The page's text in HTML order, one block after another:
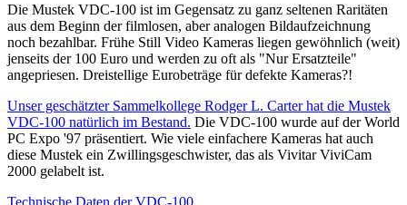
Die Mustek VDC-100 ist im Gegensatz zu ganz seltenen Raritäten
aus dem Beginn der filmlosen, aber analogen Bildaufzeichnung
noch bezahlbar. Frühe Still Video Kameras liegen gewöhnlich (weit)
jenseits der 100 Euro und werden zu oft als "Nur Ersatzteile"
angepriesen. Dreistellige Eurobeträge für defekte Kameras?!
Unser geschätzter Sammelkollege Rodger L. Carter hat die Mustek
VDC-100 natürlich im Bestand. Die VDC-100 wurde auf der World
PC Expo '97 präsentiert. Wie viele einfachere Kameras hat auch
diese Mustek ein Zwillingsgeschwister, das als Vivitar ViviCam
2000 gelabelt ist.
Technische Daten der VDC-100